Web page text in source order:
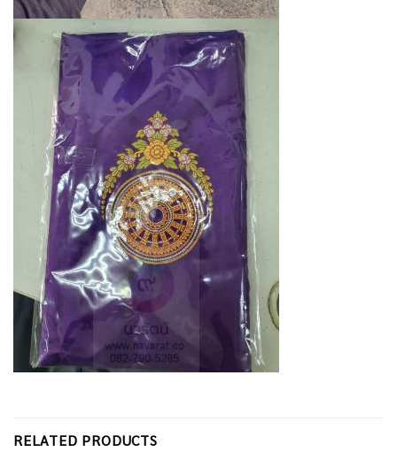
RELATED PRODUCTS